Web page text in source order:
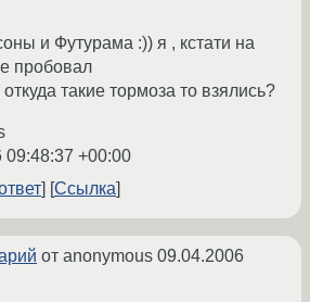
и Футурама :)) я , кстати на
пробовал
откуда такие тормоза то взялись?
09:48:37 +00:00
Ссылка
от anonymous 09.04.2006